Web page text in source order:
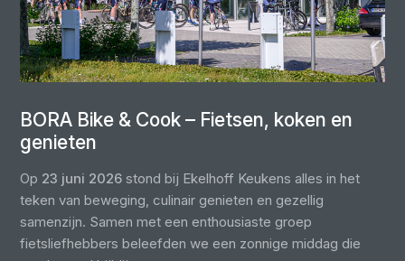
BORA Bike & Cook – Fietsen, koken en
genieten
Op 23 juni 2026 stond bij Ekelhoff Keukens alles in het
teken van beweging, culinair genieten en gezellig
samenzijn. Samen met een enthousiaste groep
fietsliefhebbers beleefden we een zonnige middag die